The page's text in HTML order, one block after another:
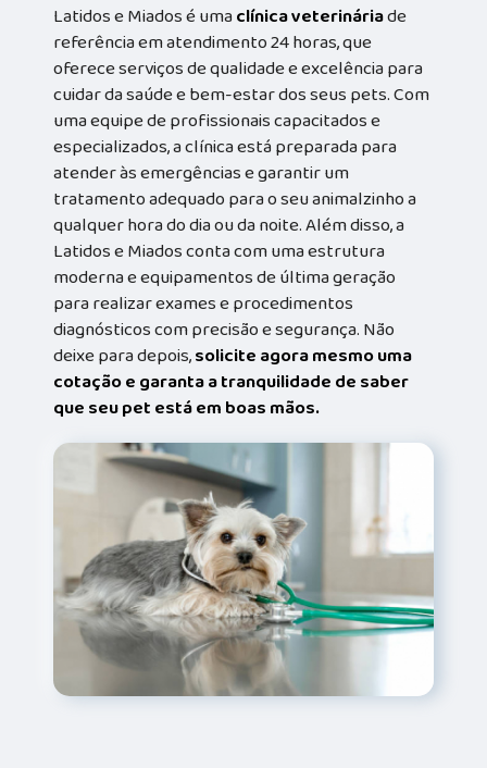
Latidos e Miados é umaclínica veterináriade
referência em atendimento 24 horas, que
oferece serviços de qualidade e excelência para
cuidar da saúde e bem-estar dos seus pets. Com
uma equipe de profissionais capacitados e
especializados, a clínica está preparada para
atender às emergências e garantir um
tratamento adequado para o seu animalzinho a
qualquer hora do dia ou da noite. Além disso, a
Latidos e Miados conta com uma estrutura
moderna e equipamentos de última geração
para realizar exames e procedimentos
diagnósticos com precisão e segurança. Não
deixe para depois,solicite agora mesmo uma
cotação e garanta a tranquilidade de saber
que seu pet está em boas mãos.